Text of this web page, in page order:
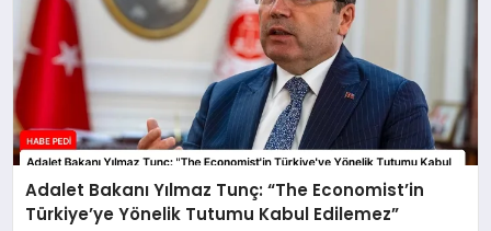
Adalet Bakanı Yılmaz Tunç: “The Economist’in
Türkiye’ye Yönelik Tutumu Kabul Edilemez”